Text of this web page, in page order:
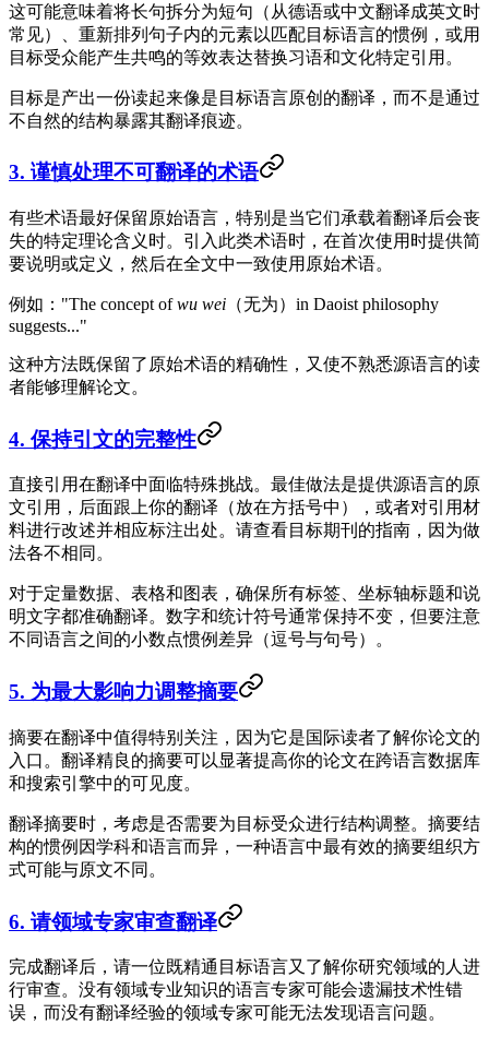
这可能意味着将长句拆分为短句（从德语或中文翻译成英文时
常见）、重新排列句子内的元素以匹配目标语言的惯例，或用
目标受众能产生共鸣的等效表达替换习语和文化特定引用。
目标是产出一份读起来像是目标语言原创的翻译，而不是通过
不自然的结构暴露其翻译痕迹。
3. 谨慎处理不可翻译的术语
有些术语最好保留原始语言，特别是当它们承载着翻译后会丧
失的特定理论含义时。引入此类术语时，在首次使用时提供简
要说明或定义，然后在全文中一致使用原始术语。
例如："The concept ofwu wei （无为）in Daoist philosophy
suggests..."
这种方法既保留了原始术语的精确性，又使不熟悉源语言的读
者能够理解论文。
4. 保持引文的完整性
直接引用在翻译中面临特殊挑战。最佳做法是提供源语言的原
文引用，后面跟上你的翻译（放在方括号中），或者对引用材
料进行改述并相应标注出处。请查看目标期刊的指南，因为做
法各不相同。
对于定量数据、表格和图表，确保所有标签、坐标轴标题和说
明文字都准确翻译。数字和统计符号通常保持不变，但要注意
不同语言之间的小数点惯例差异（逗号与句号）。
5. 为最大影响力调整摘要
摘要在翻译中值得特别关注，因为它是国际读者了解你论文的
入口。翻译精良的摘要可以显著提高你的论文在跨语言数据库
和搜索引擎中的可见度。
翻译摘要时，考虑是否需要为目标受众进行结构调整。摘要结
构的惯例因学科和语言而异，一种语言中最有效的摘要组织方
式可能与原文不同。
6. 请领域专家审查翻译
完成翻译后，请一位既精通目标语言又了解你研究领域的人进
行审查。没有领域专业知识的语言专家可能会遗漏技术性错
误，而没有翻译经验的领域专家可能无法发现语言问题。